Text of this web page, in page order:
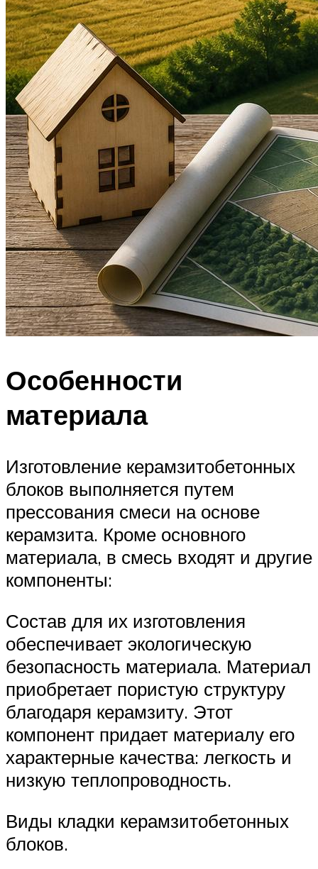
Особенности
материала
Изготовление керамзитобетонных
блоков выполняется путем
прессования смеси на основе
керамзита. Кроме основного
материала, в смесь входят и другие
компоненты:
Состав для их изготовления
обеспечивает экологическую
безопасность материала. Материал
приобретает пористую структуру
благодаря керамзиту. Этот
компонент придает материалу его
характерные качества: легкость и
низкую теплопроводность.
Виды кладки керамзитобетонных
блоков.